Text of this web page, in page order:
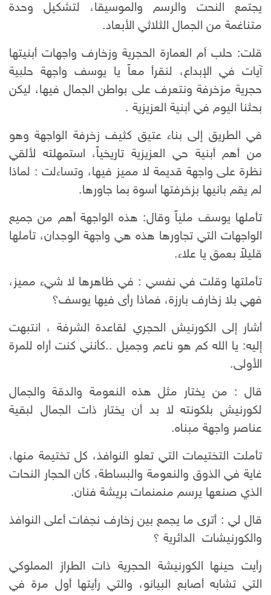
يجتمع النحت والرسم والموسيقا، لتشكيل وحدة
متناغمة من الجمال الثلاثي الأبعاد.
قلت: حلب أم العمارة الحجرية وزخارف واجهات أبنيتها
آيات في الإبداع، لنقرأ معاً يا يوسف واجهة حلبية
حجرية مزخرفة ونتعرف على بواطن الجمال فيها، ليكن
بحثنا اليوم في أبنية العزيزية .
في الطريق إلى بناء عتيق كثيف زخرفة الواجهة وهو
من أهم أبنية حي العزيزية تاريخياً، استمهلته لألقي
نظرة على واجهة قديمة لا مميز فيها، وتساءلت : لماذا
لم يقم بانيها بزخرفتها أسوة بما جاورها.
تأملها يوسف ملياً وقال: هذه الواجهة أهم من جميع
الواجهات التي تجاورها هذه هي واجهة الوجدان، تأملها
قليلاً بعمق يا علاء.
تأملتها وقلت في نفسي : في ظاهرها لا شيء مميز،
فهي بلا زخارف بارزة، فماذا رأى فيها يوسف؟
أشار إلى الكورنيش الحجري لقاعدة الشرفة ، انتبهت
إليه: يا الله كم هو ناعم وجميل ..كأنني كنت أراه للمرة
الأولى.
قال : من يختار مثل هذه النعومة والدقة والجمال
لكورنيش بلكونته لا بد أن يختار ذات الجمال لبقية
عناصر واجهة مبناه.
تأملت التختيمات التي تعلو النوافذ، كل تختيمة منها،
غاية في الذوق والنعومة والبساطة، كأن الحجار النحات
الذي صنعها يرسم منمنمات بريشة فنان.
قال لي : أترى ما يجمع بين زخارف نجفات أعلى النوافذ
والكورنيشات الدائرية ؟
رأيت حينها الكورنيشة الحجرية ذات الطراز المملوكي
التي تشابه أصابع البيانو، والتي رأيتها أول مرة في